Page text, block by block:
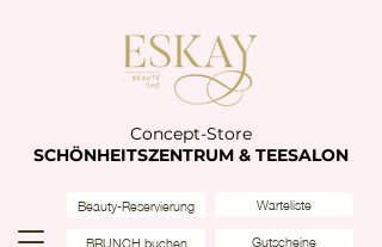
Concept-Store
SCHÖNHEITSZENTRUM & TEESALON
Beauty-Reservierung
Warteliste
BRUNCH buchen
Gutscheine